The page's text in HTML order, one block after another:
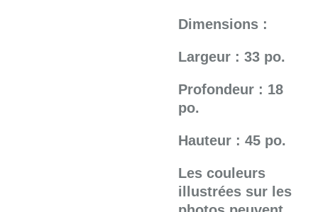
Dimensions :
Largeur : 33 po.
Profondeur : 18
po.
Hauteur : 45 po.
Les couleurs
illustrées sur les